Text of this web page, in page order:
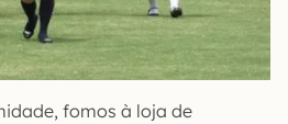
fomos à loja de